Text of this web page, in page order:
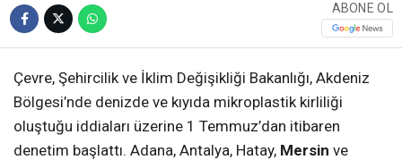
ABONE OL
Çevre, Şehircilik ve İklim Değişikliği Bakanlığı, Akdeniz
Bölgesi’nde denizde ve kıyıda mikroplastik kirliliği
oluştuğu iddiaları üzerine 1 Temmuz’dan itibaren
denetim başlattı. Adana, Antalya, Hatay, Mersin ve